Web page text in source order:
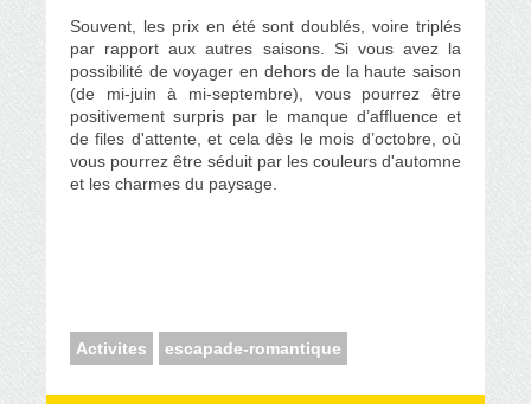
Souvent, les prix en été sont doublés, voire triplés
par rapport aux autres saisons. Si vous avez la
possibilité de voyager en dehors de la haute saison
(de mi-juin à mi-septembre), vous pourrez être
positivement surpris par le manque d’affluence et
de files d'attente, et cela dès le mois d’octobre, où
vous pourrez être séduit par les couleurs d'automne
et les charmes du paysage.
Activites escapade-romantique